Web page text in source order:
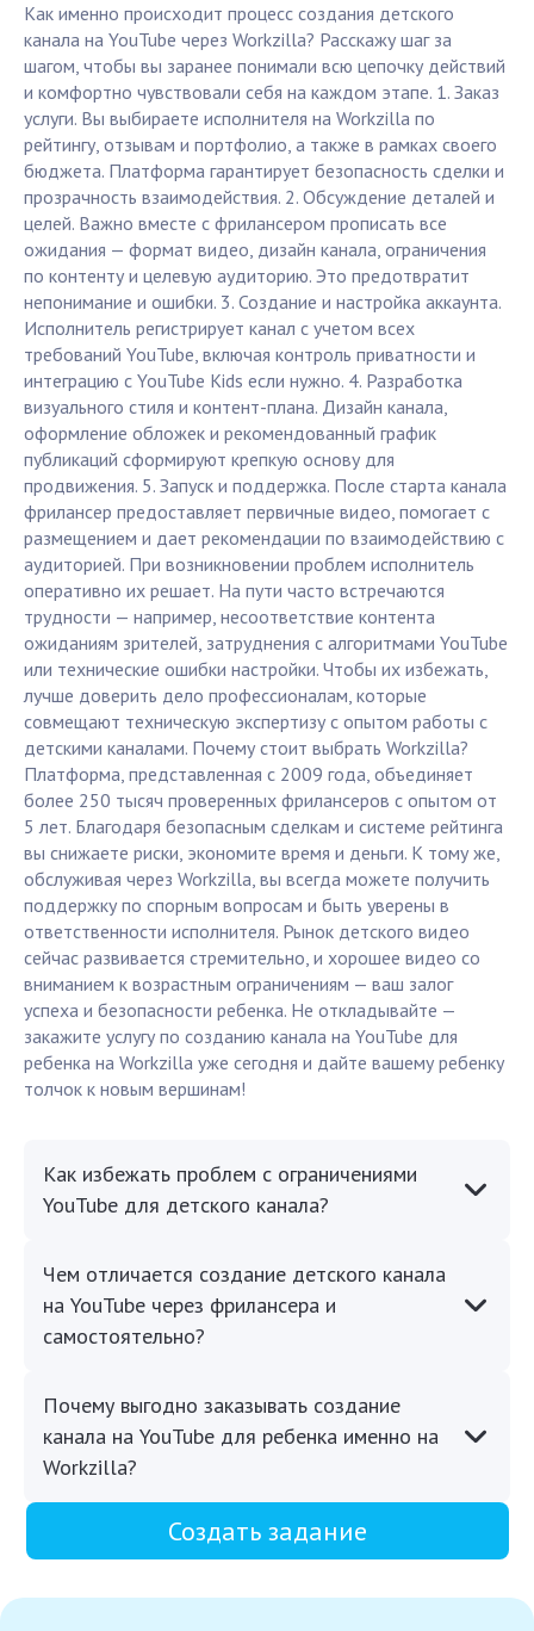
Как именно происходит процесс создания детского
канала на YouTube через Workzilla? Расскажу шаг за
шагом, чтобы вы заранее понимали всю цепочку действий
и комфортно чувствовали себя на каждом этапе. 1. Заказ
услуги. Вы выбираете исполнителя на Workzilla по
рейтингу, отзывам и портфолио, а также в рамках своего
бюджета. Платформа гарантирует безопасность сделки и
прозрачность взаимодействия. 2. Обсуждение деталей и
целей. Важно вместе с фрилансером прописать все
ожидания — формат видео, дизайн канала, ограничения
по контенту и целевую аудиторию. Это предотвратит
непонимание и ошибки. 3. Создание и настройка аккаунта.
Исполнитель регистрирует канал с учетом всех
требований YouTube, включая контроль приватности и
интеграцию с YouTube Kids если нужно. 4. Разработка
визуального стиля и контент-плана. Дизайн канала,
оформление обложек и рекомендованный график
публикаций сформируют крепкую основу для
продвижения. 5. Запуск и поддержка. После старта канала
фрилансер предоставляет первичные видео, помогает с
размещением и дает рекомендации по взаимодействию с
аудиторией. При возникновении проблем исполнитель
оперативно их решает. На пути часто встречаются
трудности — например, несоответствие контента
ожиданиям зрителей, затруднения с алгоритмами YouTube
или технические ошибки настройки. Чтобы их избежать,
лучше доверить дело профессионалам, которые
совмещают техническую экспертизу с опытом работы с
детскими каналами. Почему стоит выбрать Workzilla?
Платформа, представленная с 2009 года, объединяет
более 250 тысяч проверенных фрилансеров с опытом от
5 лет. Благодаря безопасным сделкам и системе рейтинга
вы снижаете риски, экономите время и деньги. К тому же,
обслуживая через Workzilla, вы всегда можете получить
поддержку по спорным вопросам и быть уверены в
ответственности исполнителя. Рынок детского видео
сейчас развивается стремительно, и хорошее видео со
вниманием к возрастным ограничениям — ваш залог
успеха и безопасности ребенка. Не откладывайте —
закажите услугу по созданию канала на YouTube для
ребенка на Workzilla уже сегодня и дайте вашему ребенку
толчок к новым вершинам!
Как избежать проблем с ограничениями
YouTube для детского канала?
Чем отличается создание детского канала
на YouTube через фрилансера и
самостоятельно?
Почему выгодно заказывать создание
канала на YouTube для ребенка именно на
Workzilla?
Создать задание